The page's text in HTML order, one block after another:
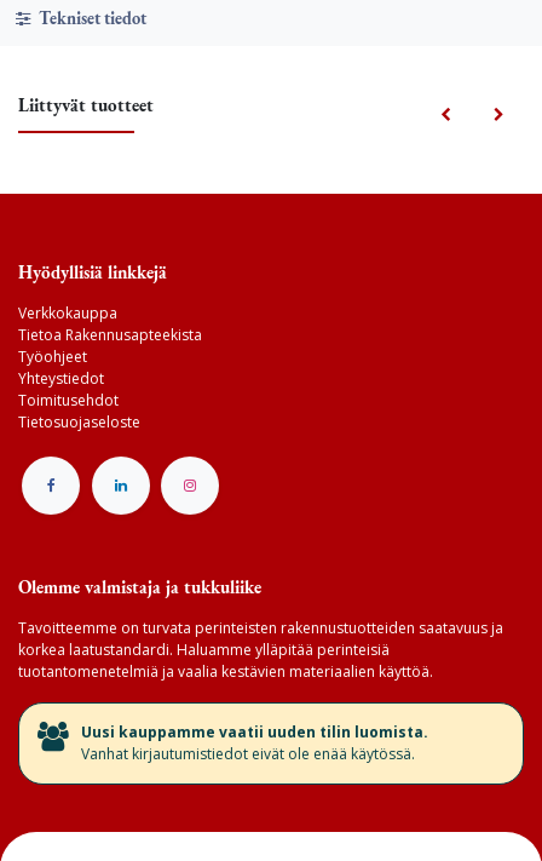
Tekniset tiedot
Liittyvät tuotteet
Hyödyllisiä linkkejä
Verkkokauppa
Tietoa Rakennusapteekista
Työohjeet
Yhteystiedot
Toimitusehdot
Tietosuojaseloste
Olemme valmistaja ja tukkuliike
Tavoitteemme on turvata perinteisten rakennustuotteiden saatavuus ja
korkea laatustandardi. Haluamme ylläpitää perinteisiä
tuotantomenetelmiä ja vaalia kestävien materiaalien käyttöä.
​Uusi kauppamme vaatii uuden tilin luomista.
Vanhat kirjautumistiedot eivät ole enää käytössä.